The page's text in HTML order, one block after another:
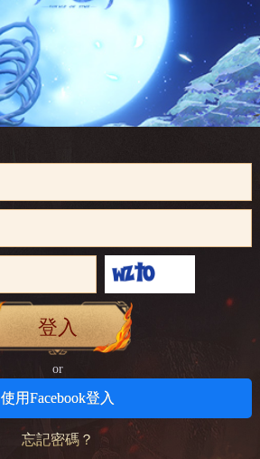
登入
or
使用Facebook登入
忘記密碼？